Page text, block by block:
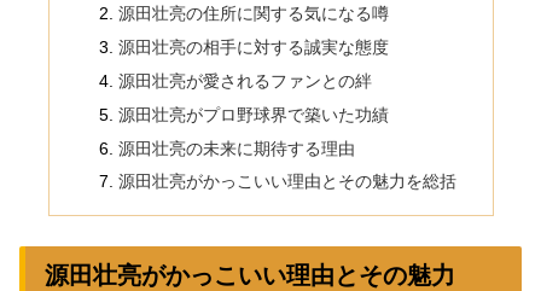
源田壮亮の住所に関する気になる噂
源田壮亮の相手に対する誠実な態度
源田壮亮が愛されるファンとの絆
源田壮亮がプロ野球界で築いた功績
源田壮亮の未来に期待する理由
源田壮亮がかっこいい理由とその魅力を総括
源田壮亮がかっこいい理由とその魅力